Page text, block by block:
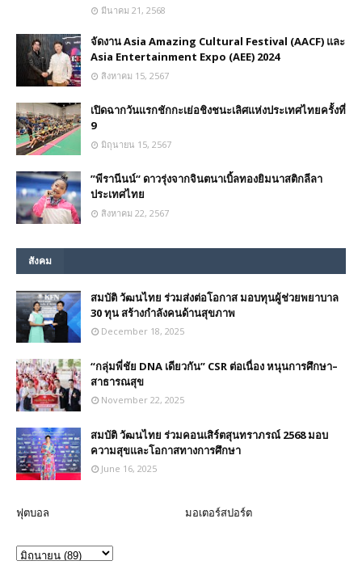
มีนาคม 21, 2568
จัดงาน Asia Amazing Cultural Festival (AACF) และ
Asia Entertainment Expo (AEE) 2024
สิงหาคม 15, 2567
เปิดฉากวันแรกชักกะเย่อชิงชนะเลิศแห่งประเทศไทยครั้งที่
9
มิถุนายน 15, 2567
”พีรานีนน์“​ ดาวรุ่งจากจินตนาเบิ้ลทองยิมนาสติกลีลา
ประเทศไทย
สิงหาคม 22, 2567
สังคม
สมบัติ วัฒนไทย ร่วมส่งต่อโอกาส มอบทุนผู้ช่วยพยาบาล
30 ทุน สร้างกำลังคนด้านสุขภาพ
December 18, 2025
“กลุ่มพี่ชัย DNA เดียวกัน” CSR ต่อเนื่อง หนุนการศึกษา–
สาธารณสุข
November 22, 2025
สมบัติ วัฒนไทย ร่วมคอนเสิร์ตสุนทราภรณ์ 2568 มอบ
ความสุขและโอกาสทางการศึกษา
June 16, 2025
ฟุตบอล มอเตอร์สปอร์ต